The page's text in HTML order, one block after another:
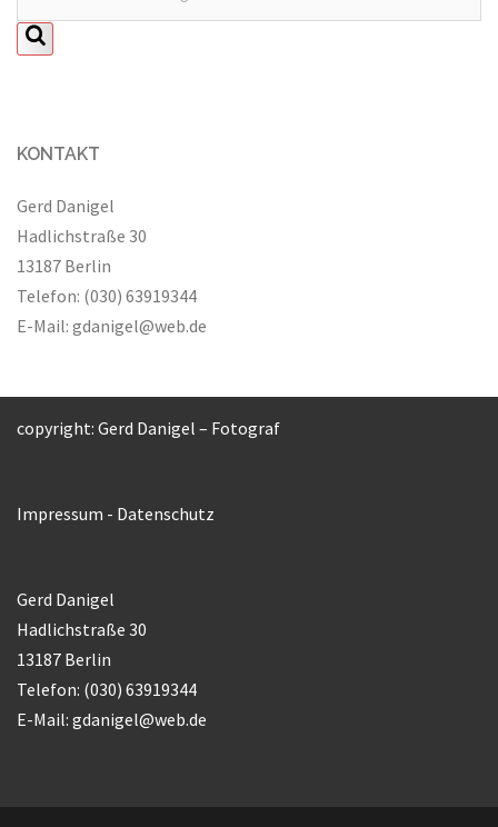
KONTAKT
Gerd Danigel
Hadlichstraße 30
13187 Berlin
Telefon: (030) 63919344
E-Mail: gdanigel@web.de
copyright: Gerd Danigel – Fotograf
Impressum - Datenschutz
Gerd Danigel
Hadlichstraße 30
13187 Berlin
Telefon: (030) 63919344
E-Mail: gdanigel@web.de